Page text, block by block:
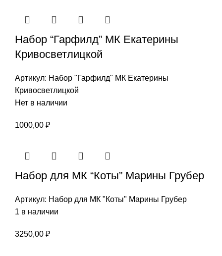
Набор “Гарфилд” МК Екатерины
Кривосветлицкой
Артикул: Набор "Гарфилд" МК Екатерины
Кривосветлицкой
Нет в наличии
1000,00 ₽
Набор для МК “Коты” Марины Грубер
Артикул: Набор для МК "Коты" Марины Грубер
1 в наличии
3250,00 ₽